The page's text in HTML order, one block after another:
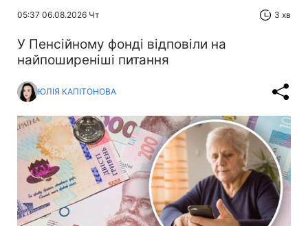
05:37 06.08.2026 Чт 3 хв
У Пенсійному фонді відповіли на
найпоширеніші питання
ЮЛІЯ КАПІТОНОВА